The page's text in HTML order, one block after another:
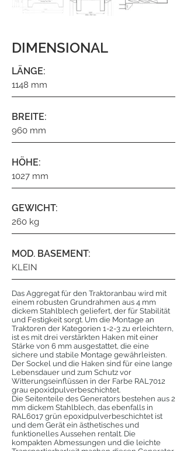
DIMENSIONAL
LÄNGE:
1148 mm
BREITE:
960 mm
HÖHE:
1027 mm
GEWICHT:
260 kg
MOD. BASEMENT:
KLEIN
Das Aggregat für den Traktoranbau wird mit
einem robusten Grundrahmen aus 4 mm
dickem Stahlblech geliefert, der für Stabilität
und Festigkeit sorgt. Um die Montage an
Traktoren der Kategorien 1-2-3 zu erleichtern,
ist es mit drei verstärkten Haken mit einer
Stärke von 6 mm ausgestattet, die eine
sichere und stabile Montage gewährleisten.
Der Sockel und die Haken sind für eine lange
Lebensdauer und zum Schutz vor
Witterungseinflüssen in der Farbe RAL7012
grau epoxidpulverbeschichtet.
Die Seitenteile des Generators bestehen aus 2
mm dickem Stahlblech, das ebenfalls in
RAL6017 grün epoxidpulverbeschichtet ist
und dem Gerät ein ästhetisches und
funktionelles Aussehen rentalt. Die
kompakten Abmessungen und die leichte